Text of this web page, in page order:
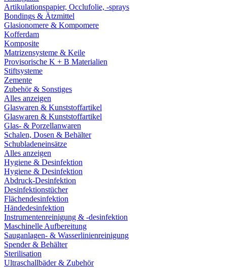
Artikulationspapier, Occlufolie, -sprays
Bondings & Ätzmittel
Glasionomere & Kompomere
Kofferdam
Komposite
Matrizensysteme & Keile
Provisorische K + B Materialien
Stiftsysteme
Zemente
Zubehör & Sonstiges
Alles anzeigen
Glaswaren & Kunststoffartikel
Glaswaren & Kunststoffartikel
Glas- & Porzellanwaren
Schalen, Dosen & Behälter
Schubladeneinsätze
Alles anzeigen
Hygiene & Desinfektion
Hygiene & Desinfektion
Abdruck-Desinfektion
Desinfektionstücher
Flächendesinfektion
Händedesinfektion
Instrumentenreinigung & -desinfektion
Maschinelle Aufbereitung
Sauganlagen- & Wasserlinienreinigung
Spender & Behälter
Sterilisation
Ultraschallbäder & Zubehör